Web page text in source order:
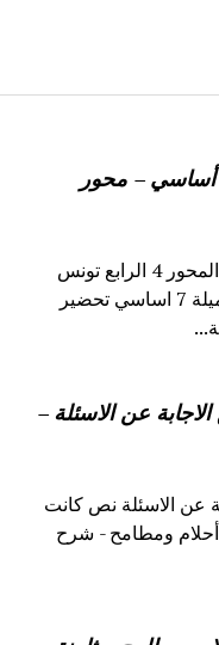
– محور
شرح قصيدة تونس الجميلة 7 اساسي المحور 4 الرابع تونس
الجميلة شرح نصوص محور تونس الجميلة 7 اساسي تحضير
عن الاسئلة –
عن الاسئلة نص كانت
محور أحلام ومطامح - شرح